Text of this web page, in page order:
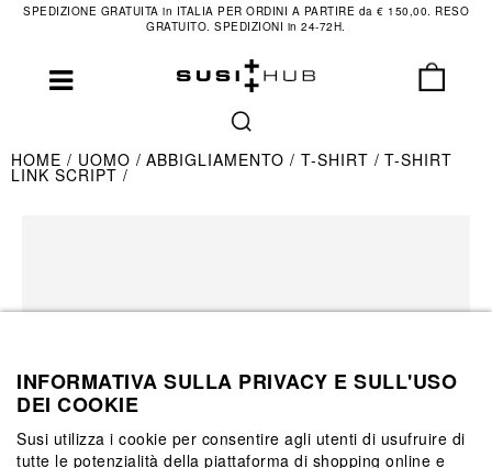
SPEDIZIONE GRATUITA in ITALIA PER ORDINI A PARTIRE da € 150,00. RESO
GRATUITO. SPEDIZIONI in 24-72H.
HOME UOMO ABBIGLIAMENTO T-SHIRT T-SHIRT
LINK SCRIPT
INFORMATIVA SULLA PRIVACY E SULL'USO
DEI COOKIE
Susi utilizza i cookie per consentire agli utenti di usufruire di
tutte le potenzialità della piattaforma di shopping online e